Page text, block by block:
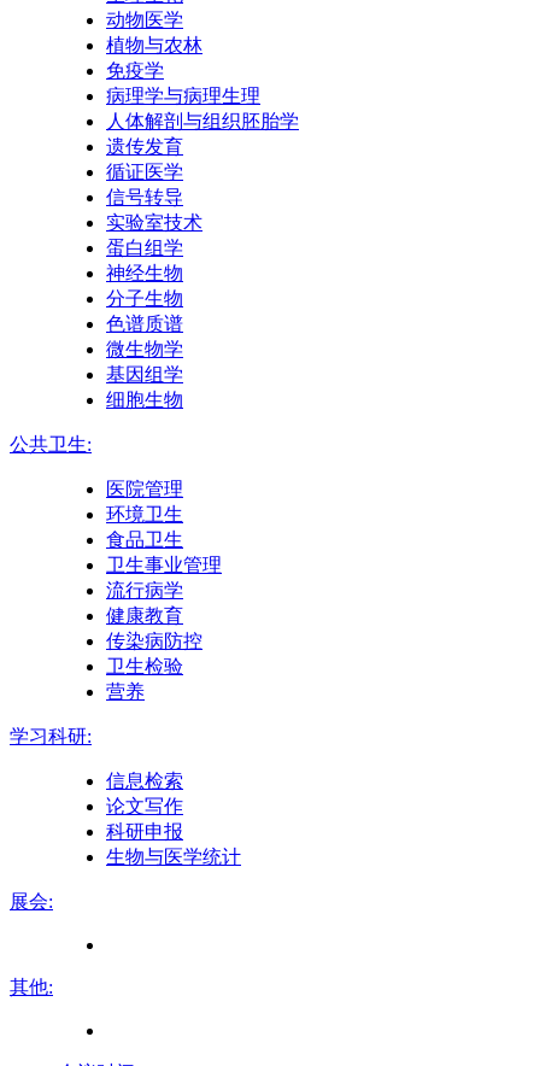
动物医学
植物与农林
免疫学
病理学与病理生理
人体解剖与组织胚胎学
遗传发育
循证医学
信号转导
实验室技术
蛋白组学
神经生物
分子生物
色谱质谱
微生物学
基因组学
细胞生物
公共卫生:
医院管理
环境卫生
食品卫生
卫生事业管理
流行病学
健康教育
传染病防控
卫生检验
营养
学习科研:
信息检索
论文写作
科研申报
生物与医学统计
展会:
其他: